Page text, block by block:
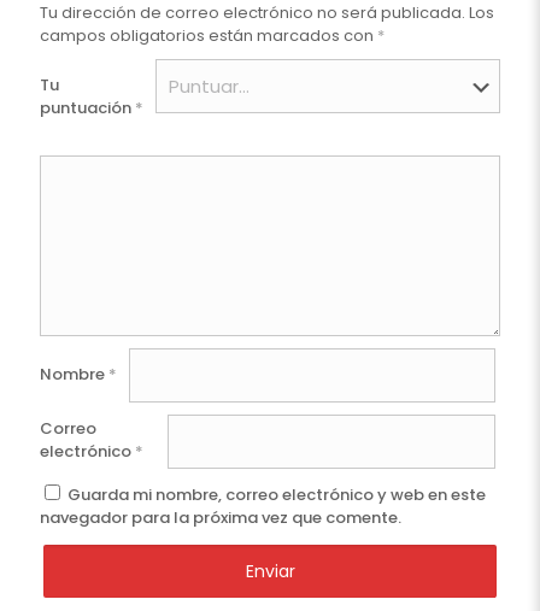
Tu dirección de correo electrónico no será publicada. Los
campos obligatorios están marcados con *
Tu
puntuación *
Nombre *
Correo
electrónico *
Guarda mi nombre, correo electrónico y web en este
navegador para la próxima vez que comente.